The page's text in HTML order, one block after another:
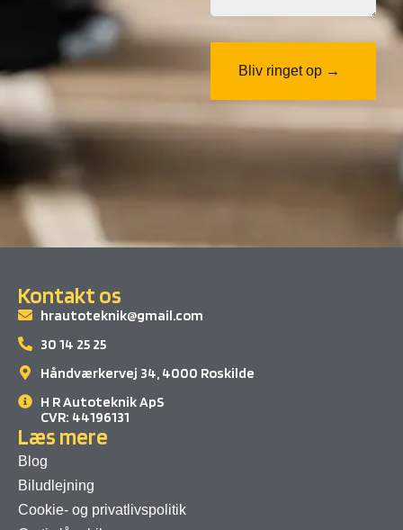
Kontakt os
hrautoteknik@gmail.com
30 14 25 25
Håndværkervej 34, 4000 Roskilde
H R Autoteknik ApS
CVR: 44196131
Læs mere
Blog
Biludlejning
Cookie- og privatlivspolitik